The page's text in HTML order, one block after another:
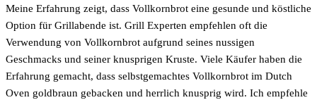
Meine Erfahrung zeigt, dass Vollkornbrot eine gesunde und köstliche
Option für Grillabende ist. Grill Experten empfehlen oft die
Verwendung von Vollkornbrot aufgrund seines nussigen
Geschmacks und seiner knusprigen Kruste. Viele Käufer haben die
Erfahrung gemacht, dass selbstgemachtes Vollkornbrot im Dutch
Oven goldbraun gebacken und herrlich knusprig wird. Ich empfehle